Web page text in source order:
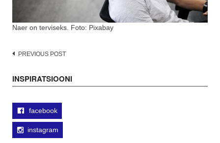
Naer on terviseks. Foto: Pixabay
Post
PREVIOUS POST
INSPIRATSIOONI
facebook
instagram